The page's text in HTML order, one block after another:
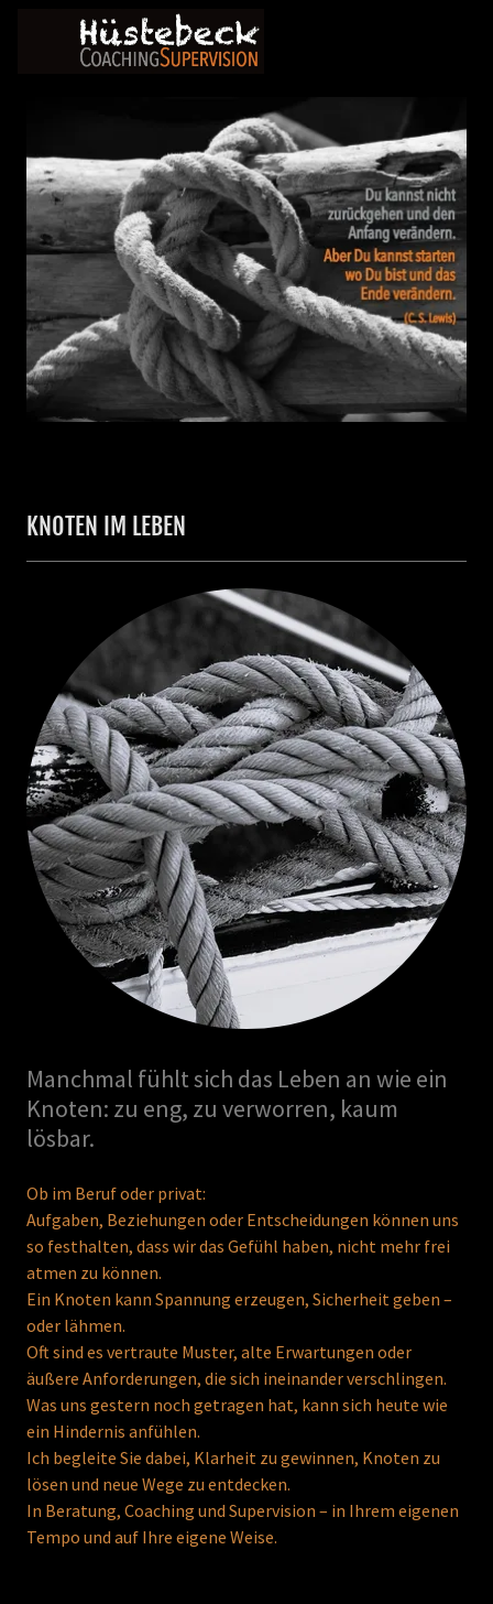
KNOTEN IM LEBEN
Manchmal fühlt sich das Leben an wie ein
Knoten: zu eng, zu verworren, kaum
lösbar.
Ob im Beruf oder privat:
Aufgaben, Beziehungen oder Entscheidungen können uns
so festhalten, dass wir das Gefühl haben, nicht mehr frei
atmen zu können.
Ein Knoten kann Spannung erzeugen, Sicherheit geben –
oder lähmen.
Oft sind es vertraute Muster, alte Erwartungen oder
äußere Anforderungen, die sich ineinander verschlingen.
Was uns gestern noch getragen hat, kann sich heute wie
ein Hindernis anfühlen.
Ich begleite Sie dabei, Klarheit zu gewinnen, Knoten zu
lösen und neue Wege zu entdecken.
In Beratung, Coaching und Supervision – in Ihrem eigenen
Tempo und auf Ihre eigene Weise.